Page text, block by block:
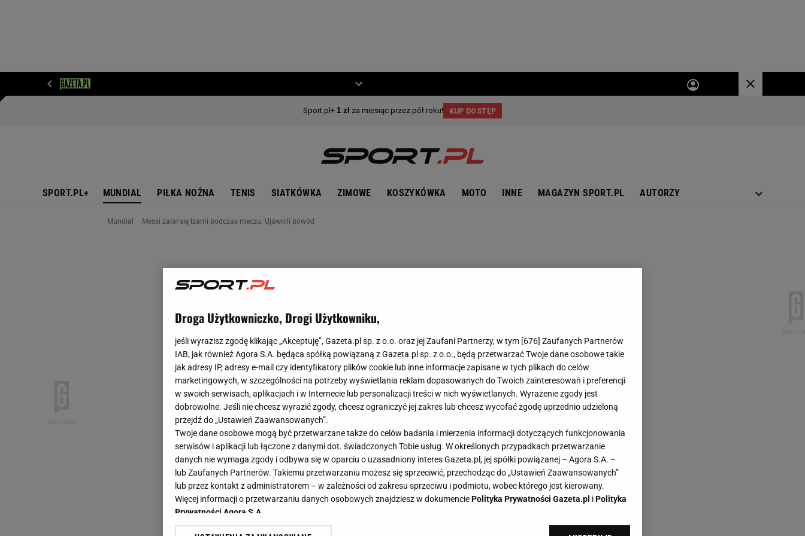
SPORT.PL+ MUNDIAL PIŁKA NOŻNA TENIS SIATKÓWKA ZIMOWE KOSZYKÓWKA MOTO INNE MAGAZYN SPORT.PL AUTORZY
Mundial Messi zalał się łzami podczas meczu. Ujawnili powód
Droga Użytkowniczko, Drogi Użytkowniku,
jeśli wyrazisz zgodę klikając „Akceptuję”, Gazeta.pl sp. z o.o. oraz jej Zaufani Partnerzy, w tym [676] Zaufanych Partnerów
IAB, jak również Agora S.A. będąca spółką powiązaną z Gazeta.pl sp. z o.o., będą przetwarzać Twoje dane osobowe takie
jak adresy IP, adresy e-mail czy identyfikatory plików cookie lub inne informacje zapisane w tych plikach do celów
marketingowych, w szczególności na potrzeby wyświetlania reklam dopasowanych do Twoich zainteresowań i preferencji
w swoich serwisach, aplikacjach i w Internecie lub personalizacji treści w nich wyświetlanych. Wyrażenie zgody jest
dobrowolne. Jeśli nie chcesz wyrazić zgody, chcesz ograniczyć jej zakres lub chcesz wycofać zgodę uprzednio udzieloną
przejdź do „Ustawień Zaawansowanych”.
Twoje dane osobowe mogą być przetwarzane także do celów badania i mierzenia informacji dotyczących funkcjonowania
serwisów i aplikacji lub łączone z danymi dot. świadczonych Tobie usług. W określonych przypadkach przetwarzanie
danych nie wymaga zgody i odbywa się w oparciu o uzasadniony interes Gazeta.pl, jej spółki powiązanej – Agora S.A. –
lub Zaufanych Partnerów. Takiemu przetwarzaniu możesz się sprzeciwić, przechodząc do „Ustawień Zaawansowanych”
lub przez kontakt z administratorem – w zależności od zakresu sprzeciwu i podmiotu, wobec którego jest kierowany.
Więcej informacji o przetwarzaniu danych osobowych znajdziesz w dokumenciePolityka Prywatności Gazeta.pl iPolityka
Prywatności Agora S.A.